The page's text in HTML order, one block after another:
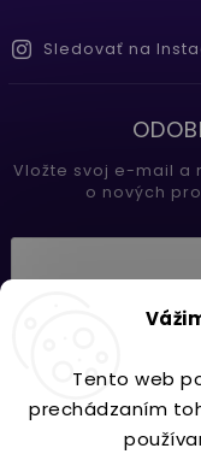
Tento web
prechádzaním
Sledovať na
Vložte svoj e-mail a
o nových